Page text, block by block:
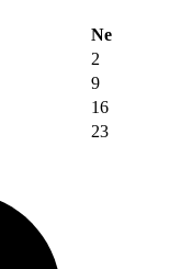
Ne
2
9
16
23